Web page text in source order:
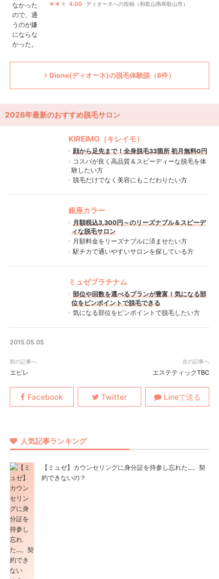
4.00 ディオーネへの投稿（和歌山県和歌山市）
Dione(ディオーネ)の脱毛体験談（8件）
2026年最新のおすすめ脱毛サロン
KIREIMO（キレイモ）
顔から足先まで！全身脱毛33箇所 初月無料0円
コスパが良く高品質＆スピーディーな脱毛を体
験したい方
脱毛だけでなく美容にもこだわりたい方
銀座カラー
月額税込3,300円～のリーズナブル＆スピーデ
ィな脱毛サロン
月額料金をリーズナブルに済ませたい方
駅チカで通いやすいサロンを探している方
ミュゼプラチナム
部位や回数を選べるプランが豊富！気になる部
位をピンポイントで脱毛できる
気になる部位をピンポイントで脱毛したい方
2015.05.05
エピレ エステティックTBC
人気記事ランキング
【ミュゼ】カウンセリングに身分証を持参し忘れた…。契
約できないの？